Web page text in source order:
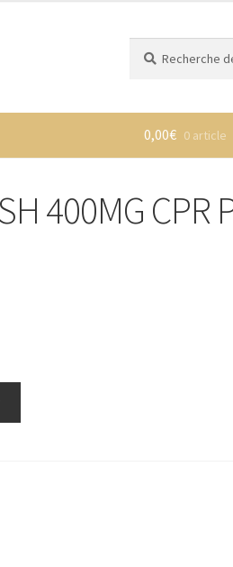
pour :
0,00€ 0 article
400MG CPR